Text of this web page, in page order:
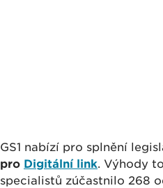
GS1 nabízí pro splnění
pro Digitální link. Výhody
specialistů zúčastnilo 268